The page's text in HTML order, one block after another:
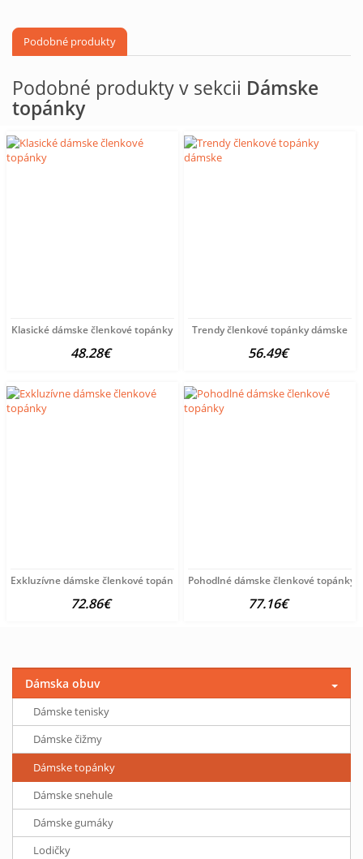
Podobné produkty
Podobné produkty v sekcii Dámske
topánky
Klasické dámske členkové topánky
48.28€
Trendy členkové topánky dámske
56.49€
Exkluzívne dámske členkové topánky
72.86€
Pohodlné dámske členkové topánky
77.16€
Dámska obuv
Dámske tenisky
Dámske čižmy
Dámske topánky
Dámske snehule
Dámske gumáky
Lodičky